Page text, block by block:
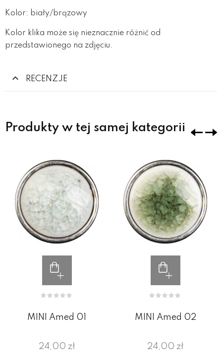
Kolor: biały/brązowy
Kolor klika może się nieznacznie różnić od
przedstawionego na zdjęciu.
RECENZJE
Produkty w tej samej kategorii
MINI Amed 01
24,00 zł
MINI Amed 02
24,00 zł